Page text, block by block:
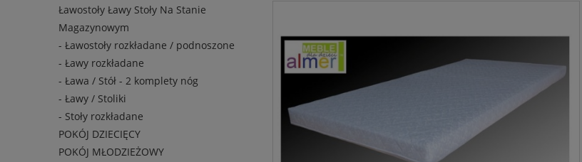
Ławostoły Ławy Stoły Na Stanie
Magazynowym
- Ławostoły rozkładane / podnoszone
- Ławy rozkładane
- Ława / Stół - 2 komplety nóg
- Ławy / Stoliki
- Stoły rozkładane
POKÓJ DZIECIĘCY
POKÓJ MŁODZIEŻOWY